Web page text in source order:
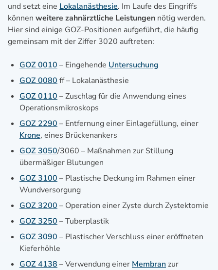
und setzt eine Lokalanästhesie. Im Laufe des Eingriffs
können weitere zahnärztliche Leistungen nötig werden.
Hier sind einige GOZ-Positionen aufgeführt, die häufig
gemeinsam mit der Ziffer 3020 auftreten:
GOZ 0010 – Eingehende Untersuchung
GOZ 0080 ff – Lokalanästhesie
GOZ 0110 – Zuschlag für die Anwendung eines
Operationsmikroskops
GOZ 2290 – Entfernung einer Einlagefüllung, einer
Krone, eines Brückenankers
GOZ 3050/3060 – Maßnahmen zur Stillung
übermäßiger Blutungen
GOZ 3100 – Plastische Deckung im Rahmen einer
Wundversorgung
GOZ 3200 – Operation einer Zyste durch Zystektomie
GOZ 3250 – Tuberplastik
GOZ 3090 – Plastischer Verschluss einer eröffneten
Kieferhöhle
GOZ 4138 – Verwendung einer Membran zur